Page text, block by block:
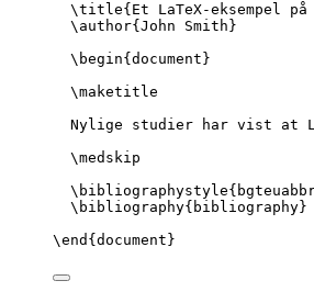
\title{Et LaTeX-eksempel
\author{John Smith}
\begin{ document }
\maketitle
Nylige studier har vist at
\medskip
\bibliographystyle
\bibliography{bibliography}
\end { document }